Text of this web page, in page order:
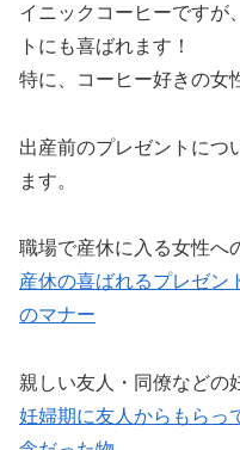
イニックコーヒーですが
トにも喜ばれます！
特に、コーヒー好きの女
出産前のプレゼントにつ
ます。
職場で産休に入る女性へ
産休の喜ばれるプレゼン
のマナー
親しい友人・同僚などの
妊婦期に友人からもらっ